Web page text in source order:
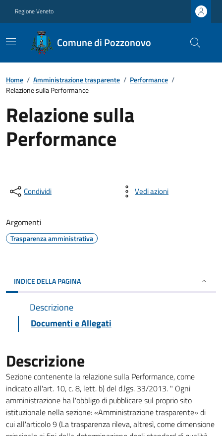
Regione Veneto
Comune di Pozzonovo
Home / Amministrazione trasparente / Performance /
Relazione sulla Performance
Relazione sulla
Performance
Condividi Vedi azioni
Argomenti
Trasparenza amministrativa
INDICE DELLA PAGINA
Descrizione
Documenti e Allegati
Descrizione
Sezione contenente la relazione sulla Performance, come
indicato all'art. 10, c. 8, lett. b) del d.lgs. 33/2013. " Ogni
amministrazione ha l'obbligo di pubblicare sul proprio sito
istituzionale nella sezione: «Amministrazione trasparente» di
cui all'articolo 9 (La trasparenza rileva, altresì, come dimensione